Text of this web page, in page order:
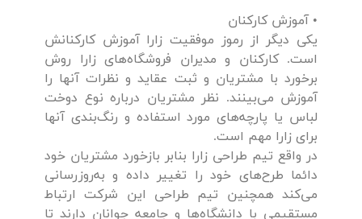
• آموزش کارکنان
یکی دیگر از رموز موفقیت زارا آموزش کارکنانش
است. کارکنان و مدیران فروشگاه‌های زارا روش
برخورد با مشتریان و ثبت عقاید و نظرات آنها را
آموزش می‌بینند. نظر مشتریان درباره نوع دوخت
لباس یا پارچه‌های مورد استفاده و رنگ‌بندی آنها
برای زارا مهم است.
در واقع تیم طراحی زارا بنابر بازخورد مشتریان خود
دائما طرح‌های خود را تغییر داده و به‌روز‌رسانی
می‌کند همچنین تیم طراحی این شرکت ارتباط
مستقیمی با دانشگاه‌ها و جامعه جوانان دارند تا